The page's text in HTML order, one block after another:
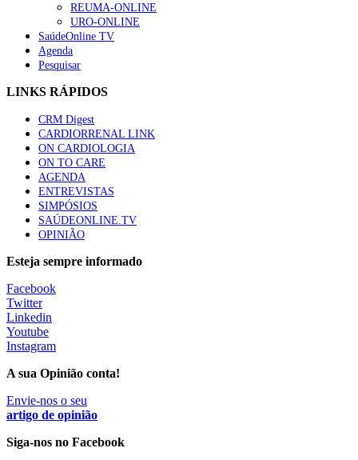
“Os programas de rastreio do cancro do pulmão são
custo-efetivos e representam um investimento
sustentável para os sistemas de saúde”
Quase quatro em cada dez doentes com enfarte
apresentavam níveis elevados de Lp(a), revela estudo
86 visualizações
Trodelvy aprovado para primeira linha no cancro da
mama triplo negativo metastático em doentes não
61 visualizações
MAIS NOTÍCIAS
Quase 11.900 jovens recorreram aos cheques psicólogo e
nutricionista no primeiro mês
ULS de Coimbra estreia cirurgia endoscópica do ouvido com
apoio robótico em Portugal
REUMA-ONLINE
URO-ONLINE
SaúdeOnline TV
Agenda
Pesquisar
LINKS RÁPIDOS
CRM Digest
CARDIORRENAL LINK
ON CARDIOLOGIA
ON TO CARE
AGENDA
ENTREVISTAS
SIMPÓSIOS
SAÚDEONLINE.TV
OPINIÃO
Esteja sempre informado
Facebook
Twitter
Linkedin
Youtube
Instagram
A sua Opinião conta!
Envie-nos o seu
artigo de opinião
Siga-nos no Facebook